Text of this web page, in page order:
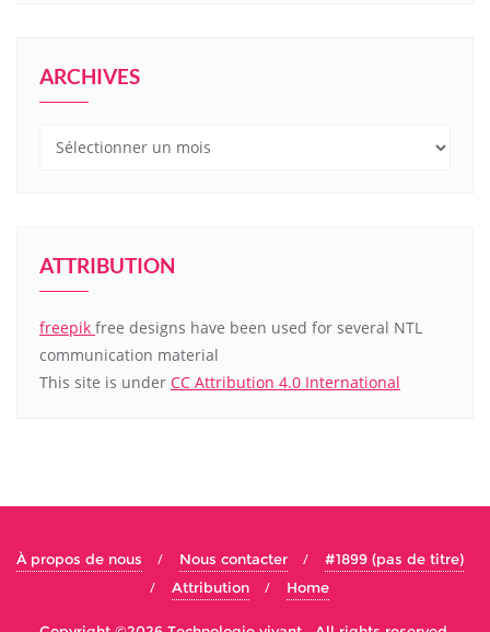
ARCHIVES
Archives
ATTRIBUTION
freepik free designs have been used for several NTL
communication material
This site is under CC Attribution 4.0 International
À propos de nous Nous contacter
#1899 (pas de titre)
Attribution
Home